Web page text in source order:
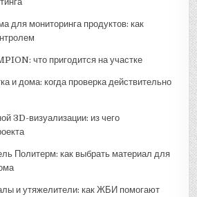
для мониторинга продуктов: как
что пригодится на участке
и дома: когда проверка действительно
3D-визуализации: из чего
Политерм: как выбрать материал для
и утяжелители: как ЖБИ помогают